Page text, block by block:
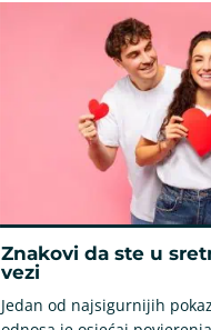
Znakovi da ste u
vezi
Jedan od najsigurnijih